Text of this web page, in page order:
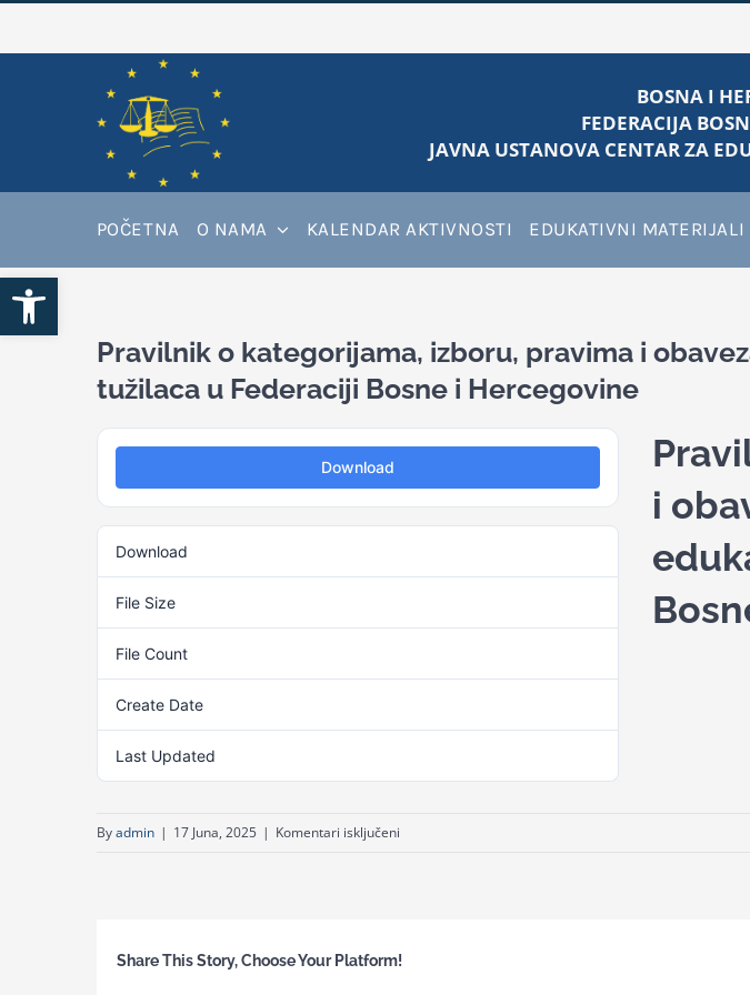
Open toolbar
BOSNA I
FEDERACIJA
JAVNA USTANOVA CENTAR ZA
POČETNA O NAMA KALENDAR AKTIVNOSTI EDUKATIVNI MATERIJALI
Pravilnik o kategorijama, izboru, pravima i
tužilaca u Federaciji Bosne i Hercegovine
Download
Download
File Size
File Count
Create Date
Last Updated
i
Byadmin | 17 Juna, 2025 | Komentari isključeni
pravima
Share This Story, Choose Your Platform!